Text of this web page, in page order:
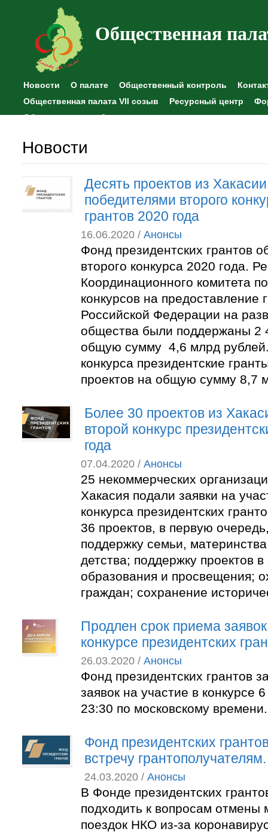
Общественная
Новости О палате Общественный контроль
Общественная палата VII созыв
Ресурсный центр
Общественные наблюдения
Новости
Десять проектов из
победителями второго
грантов 2020 года
16.06.2020 / Анонсы
Фонд президентских грантов
второго конкурса 2020 года.
Координационного комитета
конкурсов на предоставление
Российской Федерации на
общества были поддержаны 2
общую сумму 4,6 млрд
конкурса президентские
проектов на общую сумму 8,7
Более 30 проектов из
второй конкурс
года
07.04.2020 / Анонсы
25 некоммерческих
Хакасия подали заявки на
конкурса президентских
36 проектов, в первую
поддержку семьи,
детства; поддержку проектов
образования и просвещения;
граждан; сохранение
Продлен срок приема
конкурсе президентских
26.03.2020 / Анонсы
Фонд президентских грантов
заявок на участие в конкурсе
23:30 по московскому времени.
Фонд президентских
встречу грантополучателям.
24.03.2020 / Анонсы
В Фонде президентских
подходить к вопросам отмены
поездок НКО из-за